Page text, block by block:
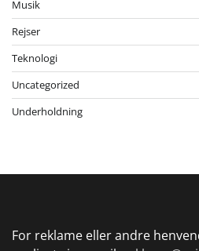
Musik
Rejser
Teknologi
Uncategorized
Underholdning
For reklame eller andre